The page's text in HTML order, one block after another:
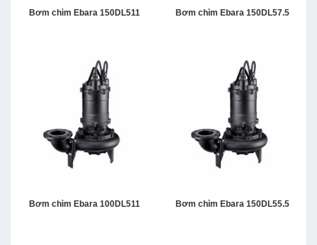
Bơm chìm Ebara 150DL511 Bơm chìm Ebara 150DL57.5
Bơm chìm Ebara 100DL511 Bơm chìm Ebara 150DL55.5